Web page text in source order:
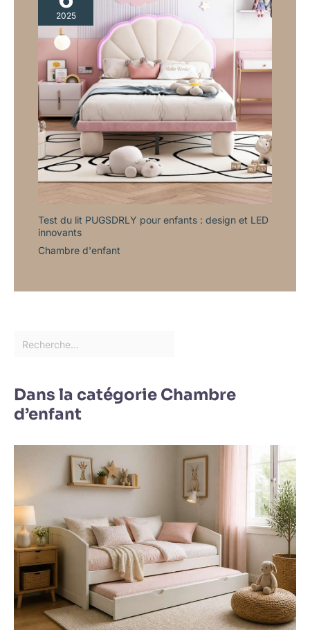
2025
Test du lit PUGSDRLY pour enfants : design et LED
innovants
Chambre d'enfant
Dans la catégorie Chambre
d’enfant